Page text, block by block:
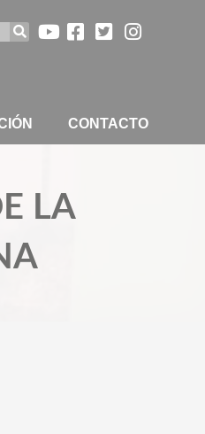
CONTACTO
LA